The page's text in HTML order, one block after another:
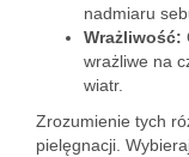
nadmiaru
Wrażliwość:
wrażliwe na
wiatr.
Zrozumienie tych
pielęgnacji.